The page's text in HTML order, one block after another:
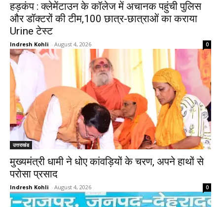
हड़कंप : क्लेमेंटाउन के कॉलेज में अचानक पहुंची पुलिस
और डॉक्टरों की टीम,100 छात्र-छात्राओं का कराया
Urine टेस्ट
Indresh Kohli - August 4, 2026 0
उत्तराखंड
मुख्यमंत्री धामी ने धोए कांवड़ियों के चरण, अपने हाथों से
परोसा प्रसाद
Indresh Kohli - August 4, 2026 0